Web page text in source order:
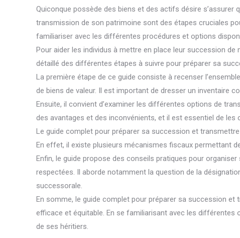
Quiconque possède des biens et des actifs désire
transmission de son patrimoine sont des étapes cruciales
familiariser avec les différentes procédures et options
Pour aider les individus à mettre en place leur succession
détaillé des différentes étapes à suivre pour préparer sa
La première étape de ce guide consiste à recenser
de biens de valeur. Il est important de dresser un inventaire
Ensuite, il convient d’examiner les différentes options de
des avantages et des inconvénients, et il est essentiel de les
Le guide complet pour préparer sa succession et
En effet, il existe plusieurs mécanismes fiscaux permettant
Enfin, le guide propose des conseils pratiques pour
respectées. Il aborde notamment la question de la
successorale.
En somme, le guide complet pour préparer sa succession
efficace et équitable. En se familiarisant avec les
de ses héritiers.